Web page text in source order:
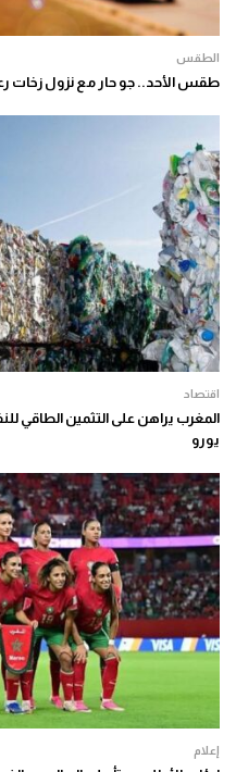
الطقس
طقس الأحد.. جو حار مع نزول زخات
اقتصاد
يورو
إعلام